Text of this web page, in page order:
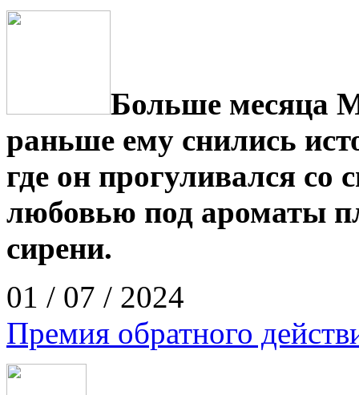
Больше месяца
раньше ему снились
где он прогуливался со
любовью под ароматы
сирени.
01 / 07 / 2024
Премия обратного